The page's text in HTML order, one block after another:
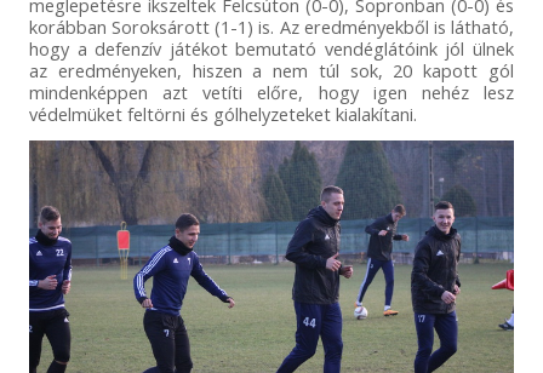
meglepetésre ikszeltek Felcsúton (0-0), Sopronban (0-0) és
korábban Soroksárott (1-1) is. Az eredményekből is látható,
hogy a defenzív játékot bemutató vendéglátóink jól ülnek
az eredményeken, hiszen a nem túl sok, 20 kapott gól
mindenképpen azt vetíti előre, hogy igen nehéz lesz
védelmüket feltörni és gólhelyzeteket kialakítani.